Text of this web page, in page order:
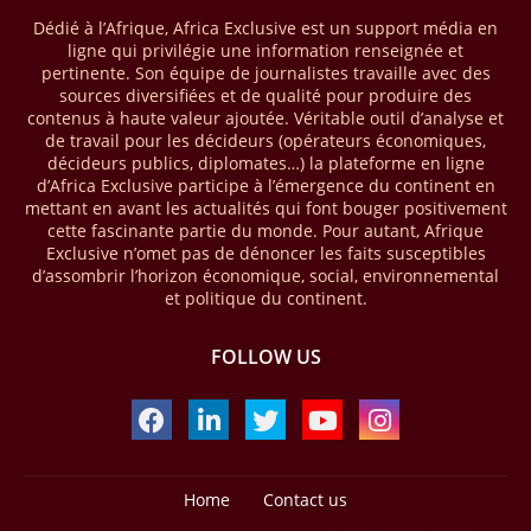
mobile money réalisées à l’échelle mondiale, qui s’est établie à 2091
milliards USD (+23 % par rapport à 2024). L’Afrique a également
enregistré environ 74 % du nombre de transactions de Mobile money
répertoriées l’an passé dans le monde, avec environ 92 milliards de
transactions (+16 % par rapport à 2024) sur un total de 125 milliards
dans le monde.
28/03/26 AFRIQUE - ECONOMIE CREATIVE
Une rapport publié dernièrement par le Boston Consulting Group, et
intitulé « Africa Unleashed: Empowering Women in Creative Industries
», dresse un état des lieux saisissant de l'économie créative africaine
à la fois dynamique et structurellement négligé. Ce secteur,
les contenus numériques, représente aujourd'hui environ 59 milliards
représente moins de 3 % d'un marché mondial évalué à près de 2000
milliards USD. L'écart est vertigineux, mais il constitue aussi, selon le
exportations créatives pourraient atteindre 140 à 150 milliards USD,
Dédié à l’Afrique, Africa Exclusive est un support média en
ligne qui privilégie une information renseignée et
pertinente. Son équipe de journalistes travaille avec des
sources diversifiées et de qualité pour produire des
contenus à haute valeur ajoutée. Véritable outil d’analyse et
de travail pour les décideurs (opérateurs économiques,
décideurs publics, diplomates…) la plateforme en ligne
d’Africa Exclusive participe à l’émergence du continent en
mettant en avant les actualités qui font bouger positivement
cette fascinante partie du monde. Pour autant, Afrique
Exclusive n’omet pas de dénoncer les faits susceptibles
d’assombrir l’horizon économique, social, environnemental
et politique du continent.
FOLLOW US
Home Contact us